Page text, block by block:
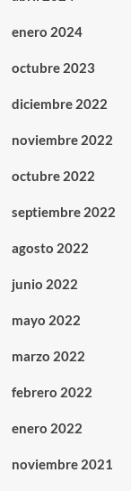
enero 2024
octubre 2023
diciembre 2022
noviembre 2022
octubre 2022
septiembre 2022
agosto 2022
junio 2022
mayo 2022
marzo 2022
febrero 2022
enero 2022
noviembre 2021